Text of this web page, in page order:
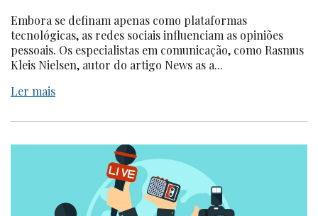
Embora se definam apenas como plataformas
tecnológicas, as redes sociais influenciam as opiniões
pessoais. Os especialistas em comunicação, como Rasmus
Kleis Nielsen, autor do artigo News as a...
Ler mais